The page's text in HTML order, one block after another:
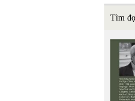
NGỌC
Ngu
Nguyễn
Tìm